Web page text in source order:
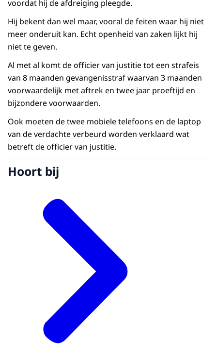
voordat hij de afdreiging pleegde.
Hij bekent dan wel maar, vooral de feiten waar hij niet
meer onderuit kan. Echt openheid van zaken lijkt hij
niet te geven.
Al met al komt de officier van justitie tot een strafeis
van 8 maanden gevangenisstraf waarvan 3 maanden
voorwaardelijk met aftrek en twee jaar proeftijd en
bijzondere voorwaarden.
Ook moeten de twee mobiele telefoons en de laptop
van de verdachte verbeurd worden verklaard wat
betreft de officier van justitie.
Hoort bij